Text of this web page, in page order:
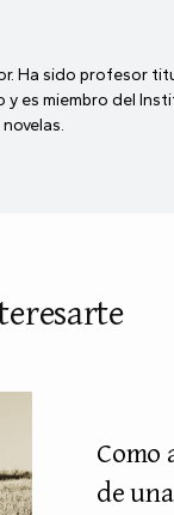
Ha sido profesor
y es miembro del
Como
de